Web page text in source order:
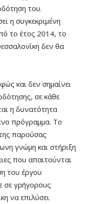
του.
η συγκεκριμένη
το έτος 2014, το
δεν θα
και δεν σημαίνει
σε κάθε
η δυνατότητα
πρόγραμμα. Το
παρούσας
γνώμη και στήριξη
που απαιτούνται
του έργου
σε γρήγορους
να επιλύσει